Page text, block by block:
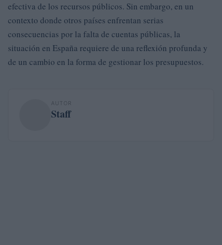
efectiva de los recursos públicos. Sin embargo, en un
contexto donde otros países enfrentan serias
consecuencias por la falta de cuentas públicas, la
situación en España requiere de una reflexión profunda y
de un cambio en la forma de gestionar los presupuestos.
AUTOR
Staff